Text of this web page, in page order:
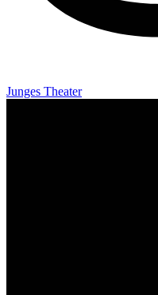
Junges Theater